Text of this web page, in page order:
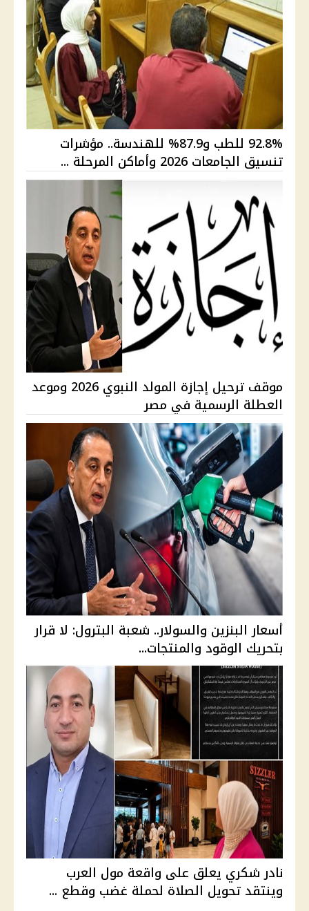
92.8% للطب و87.9% للهندسة.. مؤشرات
تنسيق الجامعات 2026 وأماكن المرحلة ...
موقف ترحيل إجازة المولد النبوي 2026 وموعد
العطلة الرسمية في مصر
أسعار البنزين والسولار.. شعبة البترول: لا قرار
بتحريك الوقود والمنتجات...
نادر شكري يعلق على واقعة مول العرب
وينتقد تحويل الصلاة لحملة غضب وقطع ...